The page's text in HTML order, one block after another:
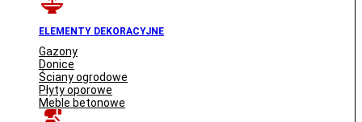
ELEMENTY DEKORACYJNE
Gazony
Donice
Ściany ogrodowe
Płyty oporowe
Meble betonowe